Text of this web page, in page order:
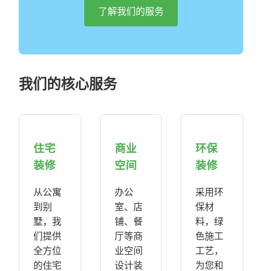
了解我们的服务
我们的核心服务
住宅
装修
从公寓
到别
墅，我
们提供
全方位
的住宅
商业
空间
办公
室、店
铺、餐
厅等商
业空间
设计装
环保
装修
采用环
保材
料，绿
色施工
工艺，
为您和